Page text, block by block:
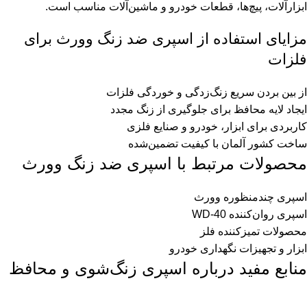
ابزارآلات، پیچ‌ها، قطعات خودرو و ماشین‌آلات مناسب است.
مزایای استفاده از اسپری ضد زنگ وورث برای
فلزات
از بین بردن سریع زنگ‌زدگی و خوردگی فلزات
ایجاد لایه محافظ برای جلوگیری از زنگ مجدد
کاربردی برای ابزار، خودرو و صنایع فلزی
ساخت کشور آلمان با کیفیت تضمین‌شده
محصولات مرتبط با اسپری ضد زنگ وورث
اسپری چندمنظوره وورث
اسپری روان‌کننده WD-40
محصولات تمیزکننده فلز
ابزار و تجهیزات نگهداری خودرو
منابع مفید درباره اسپری زنگ‌شوی و محافظ